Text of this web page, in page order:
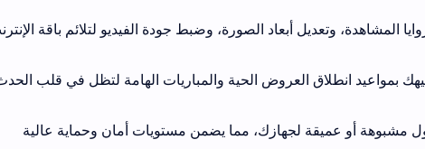
أبعاد الصورة، وضبط جودة الفيديو لتلائم باقة الإنترنت
العروض الحية والمباريات الهامة لتظل في قلب الحدث
لجهازك، مما يضمن مستويات أمان وحماية عالية